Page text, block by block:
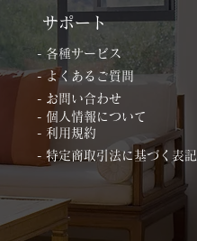
サポート
- 各種サービス
- よくあるご質問
- お問い合わせ
- 個人情報について
- 利用規約
- 特定商取引法に基づく表記